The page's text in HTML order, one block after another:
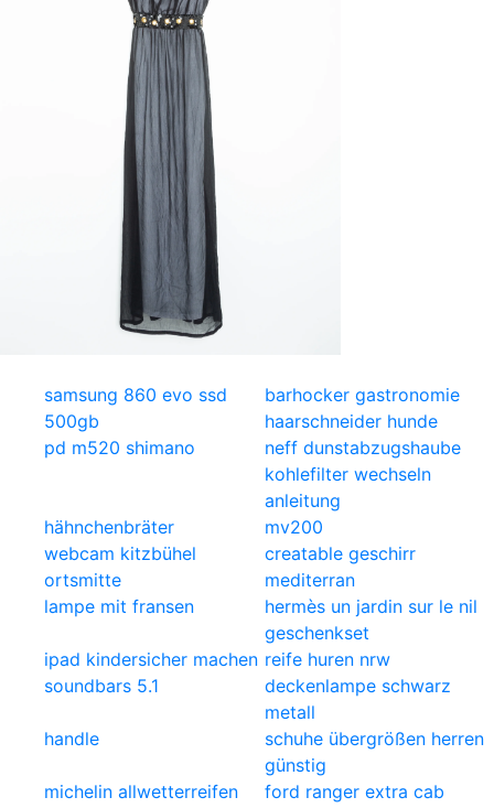
samsung 860 evo ssd
500gb
barhocker gastronomie
haarschneider hunde
pd m520 shimano
neff dunstabzugshaube
kohlefilter wechseln
anleitung
hähnchenbräter
mv200
webcam kitzbühel
ortsmitte
creatable geschirr
mediterran
lampe mit fransen
hermès un jardin sur le nil
geschenkset
ipad kindersicher machen reife huren nrw
soundbars 5.1
deckenlampe schwarz
metall
handle
schuhe übergrößen herren
günstig
michelin allwetterreifen
ford ranger extra cab